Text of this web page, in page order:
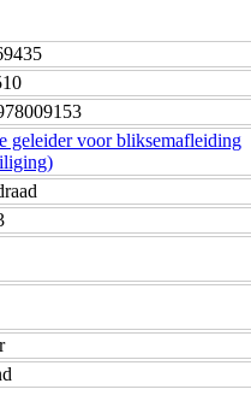
geleider voor bliksemafleiding